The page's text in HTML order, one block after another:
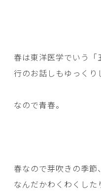
春は東洋医学でいう
行のお話しもゆっくり
なので青春。
春なので芽吹きの季節
なんだかわくわくし